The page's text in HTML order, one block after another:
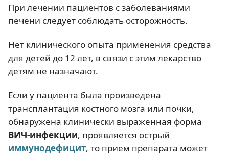
При лечении пациентов с заболеваниями
печени следует соблюдать осторожность.
Нет клинического опыта применения средства
для детей до 12 лет, в связи с этим лекарство
детям не назначают.
Если у пациента была произведена
трансплантация костного мозга или почки,
обнаружена клинически выраженная форма
ВИЧ-инфекции, проявляется острый
иммунодефицит, то прием препарата может